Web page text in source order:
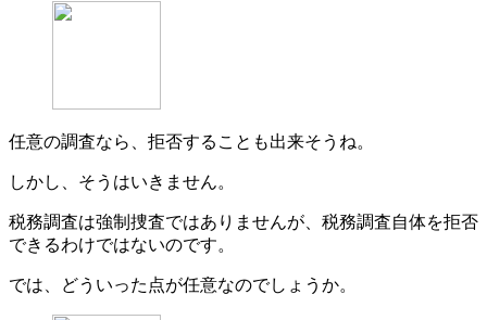
任意の調査なら、拒否することも出来そうね。
しかし、そうはいきません。
税務調査は強制捜査ではありませんが、税務調査自体を拒否
できるわけではないのです。
では、どういった点が任意なのでしょうか。